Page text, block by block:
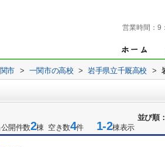
営業時間： 9
市 > 一関市の高校 > 岩手県立千厩高校 >
並び順：
開件数2棟 空き数4件 1-2棟表示